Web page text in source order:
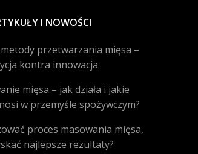
I NOWOŚCI
przetwarzania mięsa –
kontra innowacja
mięsa – jak działa i jakie
w przemyśle spożywczym?
proces masowania mięsa,
najlepsze rezultaty?